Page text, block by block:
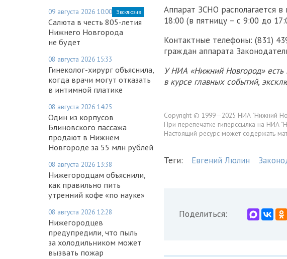
09 августа 2026 10:00 Эксклюзив
Салюта в честь 805-летия
Нижнего Новгорода
не будет
08 августа 2026 15:33
Гинеколог-хирург объяснила,
когда врачи могут отказать
в интимной платике
08 августа 2026 14:25
Один из корпусов
Блиновского пассажа
продают в Нижнем
Новгороде за 55 млн рублей
08 августа 2026 13:38
Нижегородцам объяснили,
как правильно пить
утренний кофе «по науке»
08 августа 2026 12:28
Нижегородцев
предупредили, что пыль
за холодильником может
вызвать пожар
Аппарат ЗСНО располагается
18:00 (в пятницу – с 9:00 до
Контактные телефоны: (831)
граждан аппарата
У НИА «Нижний Новгород» есть
в курсе главных событий,
Copyright © 1999—2025 НИА "Нижний
При перепечатке гиперссылка на НИА
Настоящий ресурс может содержать
Теги: Евгений Люлин
Поделиться: